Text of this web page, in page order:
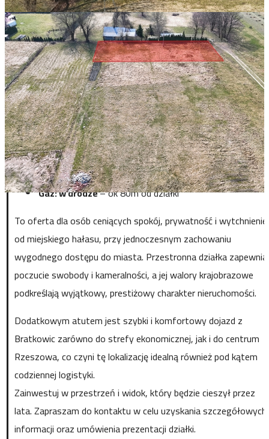
możliwości budownicze
Warunki Zabudowy:Nieruchomość posiada aktualną
decyzję oWarunkach Zabudowy (WZ)na budowę domu
jednorodzinnego
Cena:209 000 PLN
Uzbrojenie terenu:
Prąd:bezpośrednio na działce.
Kanalizacja:bezpośrednio na działce.
Woda:bezpośrednio na działce
Gaz: w drodze– ok 80m od działki
To oferta dla osób ceniących spokój, prywatność i wytchnienie
od miejskiego hałasu, przy jednoczesnym zachowaniu
wygodnego dostępu do miasta. Przestronna działka zapewnia
poczucie swobody i kameralności, a jej walory krajobrazowe
podkreślają wyjątkowy, prestiżowy charakter nieruchomości.
Dodatkowym atutem jest szybki i komfortowy dojazd z
Bratkowic zarówno do strefy ekonomicznej, jak i do centrum
Rzeszowa, co czyni tę lokalizację idealną również pod kątem
codziennej logistyki.
Zainwestuj w przestrzeń i widok, który będzie cieszył przez
lata. Zapraszam do kontaktu w celu uzyskania szczegółowych
informacji oraz umówienia prezentacji działki.